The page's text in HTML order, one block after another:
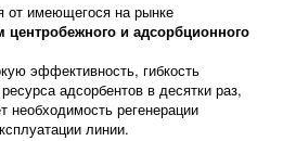
от имеющегося на рынке
центробежного и адсорбционного
эффективность, гибкость
адсорбентов в десятки раз,
необходимость регенерации
линии.